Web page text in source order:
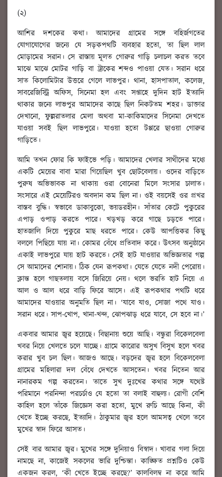
(২)
আশির দশকের কথা। আমাদের গ্রামের সঙ্গে বহির্জগতের
যোগাযোগের জন্যে যে সড়কপথটি ব্যবহার হতো, তা ছিল লাল
মোড়ামের সরান। সে রাস্তায় মূলত গোরুর গাড়ি চলাচল করত তবে
মাঝে মাঝে মোটর গাড়ি বা ট্রাকের শব্দও পাওয়া যেত। সরান ধরে
সাত কিলোমিটার উত্তরে গেলে লাভপুর। থানা, হাসপাতাল, কলেজ,
সাবরেজিস্ট্রি অফিস, সিনেমা হল এবং সপ্তাহে দুদিন হাট ইত্যাদি
থাকার জন্যে লাভপুর আমাদের কাছে ছিল নিকটতম শহর। ডাক্তার
দেখানো, ফুল্লরাতলার মেলা অথবা মা-কাকিমাদের সিনেমা দেখতে
যাওয়া সবই ছিল লাভপুরে। যাওয়া হতো টপ্পরে ছাওয়া গোরুর
গাড়িতে।
আমি তখন ফোর কি ফাইভে পড়ি। আমাদের খেলার সাথীদের মধ্যে
একটি মেয়ের বাবা মারা গিয়েছিল খুব ছোটবেলায়। ওদের বাড়িতে
পুরুষ অভিভাবক না থাকায় ওরা বোনেরা মিলে সংসার চালাত।
সংসারে এই মেয়েটিরও অবদান কম ছিল না। ওই বয়সেই ওর প্রখর
বাস্তব বুদ্ধি। স্বভাবে ডাকাবুকো, ভয়ডরহীন। সাঁতার কেটে পুকুরের
এপাড় ওপাড় করতে পারে। খড়খড় করে গাছে চড়তে পারে।
হাতজালি দিয়ে পুকুরে মাছ ধরতে পারে। কেউ আপত্তিকর কিছু
বললে পিছিয়ে যায় না। কোমর বেঁধে প্রতিবাদ করে। উৎসব অনুষ্ঠানে
একাই লাভপুরে যায় হাট করতে। সেই হাট যাওয়ার অভিজ্ঞতার গল্প
সে আমাদের শোনায়। ঠিক যেন রূপকথা। যেতে যেতে নদী পেরোয়।
ক্লান্ত হলে গাছতলায় বসে জিরিয়ে নেয়। থলে ভরতি হাট নিয়ে এ
আল ও আল ধরে বাড়ি ফিরে আসে। এই রূপকথার পথটি ধরে
আমাদের যাওয়ার অনুমতি ছিল না। ‘যাবে যাও, সোজা পথে যাও।
সরান ধরে। সাপ-খোপ, খানা-খন্দ, ঝোপঝাড় ধরে যাবে, সে হবে না।’
একবার আমার জ্বর হয়েছে। বিছানায় শুয়ে আছি। বন্ধুরা বিকেলবেলা
খবর নিয়ে খেলতে চলে যাচ্ছে। গ্রামে কারোর অসুখ বিসুখ হলে খবর
করার খুব চল ছিল। আজও আছে। বড়দের জ্বর হলে বিকেলবেলা
গ্রামের মহিলারা দল বেঁধে দেখতে আসতেন। খবর নিতেন আর
নানারকম গল্প করতেন। তাতে সুখ দুঃখের কথার সঙ্গে যথেষ্ট
পরিমানে পরনিন্দা পরচর্চাও যে হতো তা বলাই বাহুল্য। রোগী বেশি
কাহিল হলে তাঁকে জিজ্ঞেস করা হতো, মুখে রুচি আছে কিনা, কী
খেতে ইচ্ছে করছে, ইত্যাদি। ঠাকুমার জ্বর হলে আমসত্ব খেলে তবে
মুখের স্বাদ ফিরে আসত।
সেই বার আমার জ্বর। মুখের সঙ্গে দুনিয়াও বিস্বাদ। খাবার গলা দিয়ে
নামছে না, কাজেই সকলের ভারি দুশ্চিন্তা। কাঙ্ক্ষিত প্রশ্নটিও কেউ
একজন করল, ‘কী খেতে ইচ্ছে করছে?’ কালবিলম্ব না করে আমি